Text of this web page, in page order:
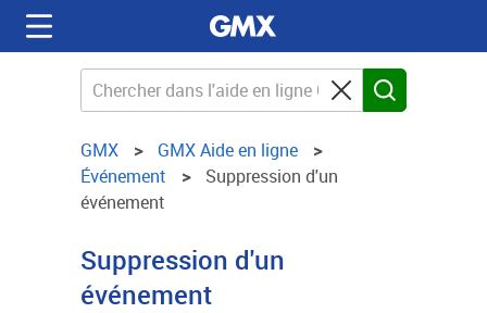
GMX
GMX Aide en ligne
Événement
Suppression d'un
événement
Suppression d'un
événement